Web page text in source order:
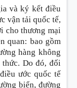
và ký kết điều
vận tải quốc tế,
cho thương mại
quan: bao gồm
hàng không
Do đó, đối
ước quốc tế
biển, đường